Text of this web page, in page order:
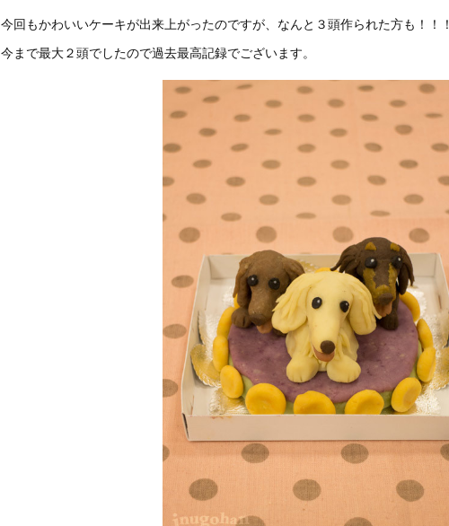
今回もかわいいケーキが出来上がったのですが、なんと３頭作られた方も！！！
今まで最大２頭でしたので過去最高記録でございます。